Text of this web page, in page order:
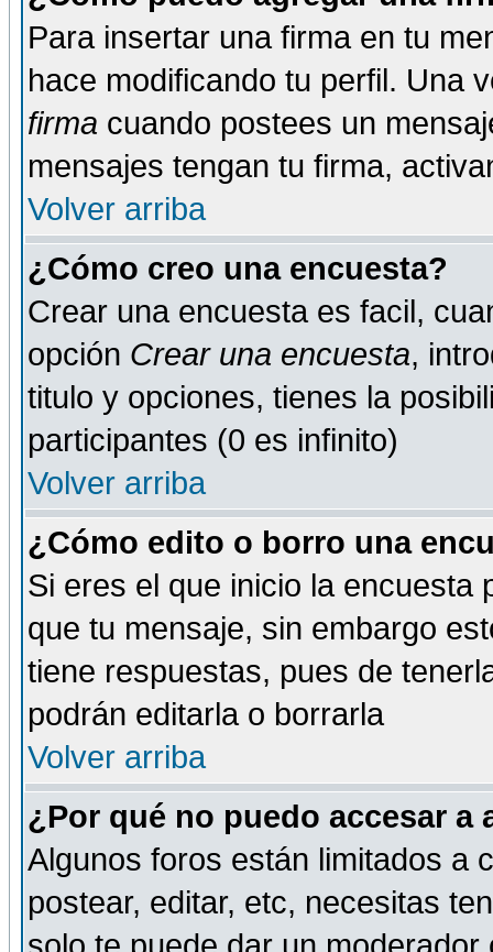
Para insertar una firma en tu
hace modificando tu perfil. Una
firma cuando postees un
mensajes tengan tu firma,
Volver arriba
¿Cómo creo una encuesta?
Crear una encuesta es facil,
opción Crear una encuesta,
titulo y opciones, tienes la
participantes (0 es infinito)
Volver arriba
¿Cómo edito o borro una
Si eres el que inicio la encuesta
que tu mensaje, sin embargo
tiene respuestas, pues de
podrán editarla o borrarla
Volver arriba
¿Por qué no puedo accesar a
Algunos foros están limitados a
postear, editar, etc, necesitas